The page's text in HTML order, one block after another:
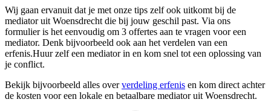
Wij gaan ervanuit dat je met onze tips zelf ook uitkomt bij de
mediator uit Woensdrecht die bij jouw geschil past. Via ons
formulier is het eenvoudig om 3 offertes aan te vragen voor een
mediator. Denk bijvoorbeeld ook aan het verdelen van een
erfenis.Huur zelf een mediator in en kom snel tot een oplossing van
je conflict.
Bekijk bijvoorbeeld alles oververdeling erfenis en kom direct achter
de kosten voor een lokale en betaalbare mediator uit Woensdrecht.